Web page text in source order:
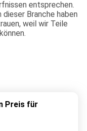
entsprechen.
Branche haben
weil wir Teile
Preis für